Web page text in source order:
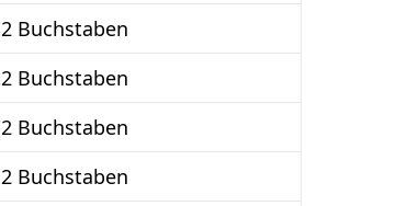
2 Buchstaben
2 Buchstaben
2 Buchstaben
2 Buchstaben